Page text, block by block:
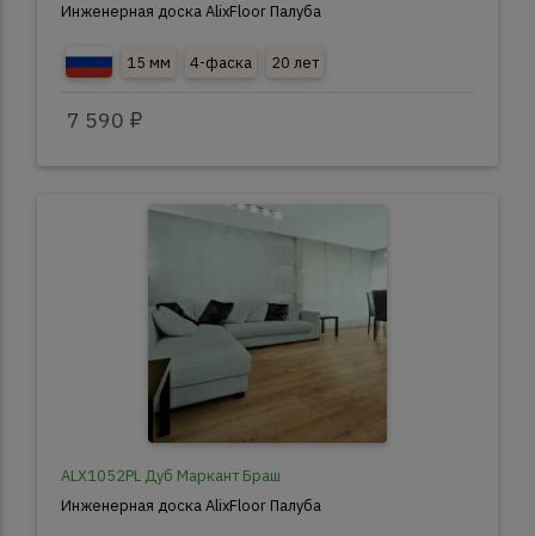
Инженерная доска AlixFloor Палуба
15 мм 4-фаска 20 лет
7 590 ₽
ALX1052PL Дуб Маркант Браш
Инженерная доска AlixFloor Палуба